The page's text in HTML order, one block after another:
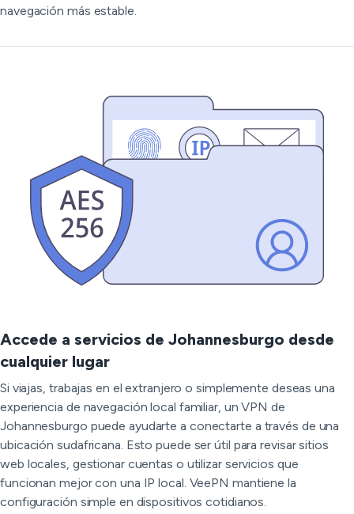
navegación más estable.
Accede a servicios de Johannesburgo desde
cualquier lugar
Si viajas, trabajas en el extranjero o simplemente deseas una
experiencia de navegación local familiar, un VPN de
Johannesburgo puede ayudarte a conectarte a través de una
ubicación sudafricana. Esto puede ser útil para revisar sitios
web locales, gestionar cuentas o utilizar servicios que
funcionan mejor con una IP local. VeePN mantiene la
configuración simple en dispositivos cotidianos.